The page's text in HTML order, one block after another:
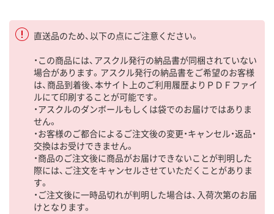
直送品のため、以下の点にご注意ください。
・この商品には、アスクル発行の納品書が同梱されていない
場合があります。アスクル発行の納品書をご希望のお客様
は、商品到着後、本サイト上のご利用履歴よりＰＤＦファイ
ルにて印刷することが可能です。
・アスクルのダンボールもしくは袋でのお届けではありま
せん。
・お客様のご都合によるご注文後の変更・キャンセル・返品・
交換はお受けできません。
・商品のご注文後に商品がお届けできないことが判明した
際には、ご注文をキャンセルさせていただくことがありま
す。
・ご注文後に一時品切れが判明した場合は、入荷次第のお届
けとなります。